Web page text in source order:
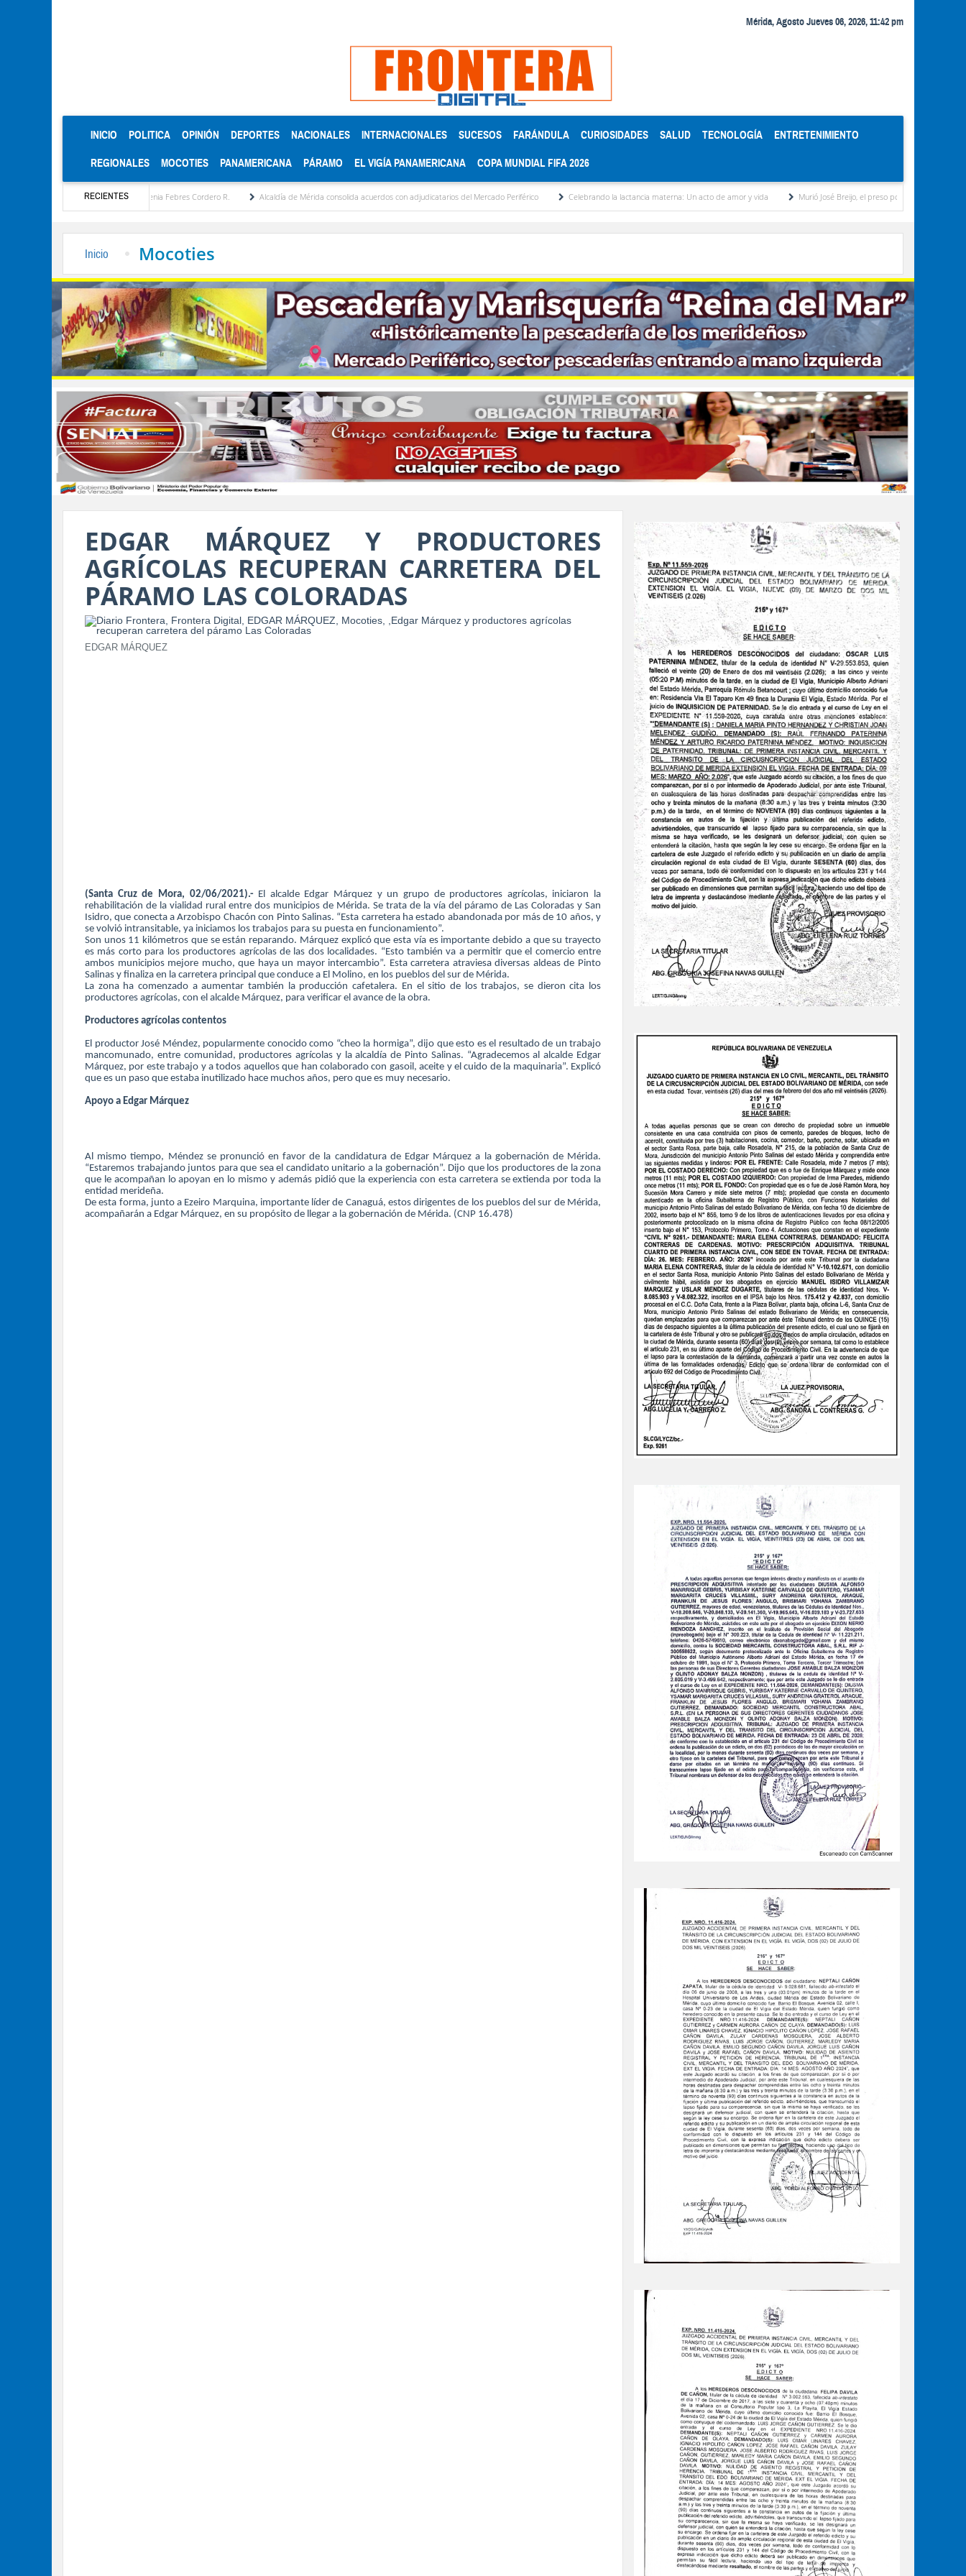
Mérida, Agosto Jueves 06, 2026, 11:42 pm
INICIO (CURRENT)
POLITICA OPINIÓN DEPORTES NACIONALES INTERNACIONALES SUCESOS FARÁNDULA CURIOSIDADES SALUD TECNOLOGÍA ENTRETENIMIENTO
REGIONALES MOCOTIES PANAMERICANA PÁRAMO EL VIGÍA PANAMERICANA COPA MUNDIAL FIFA 2026
RECIENTES
por María Eugenia Febres Cordero R. Alcaldía de Mérida consolida acuerdos con adjudicatarios del Mercado Periférico Celebrando la lactancia materna: Un acto de amor y vida Murió José Breijo, el preso político uruguayo-venezolano bajo
Inicio Mocoties
EDGAR MÁRQUEZ Y PRODUCTORES
AGRÍCOLAS RECUPERAN CARRETERA DEL
PÁRAMO LAS COLORADAS
EDGAR MÁRQUEZ
(Santa Cruz de Mora, 02/06/2021).-El alcalde Edgar Márquez y un grupo de productores agrícolas, iniciaron la
rehabilitación de la vialidad rural entre dos municipios de Mérida. Se trata de la vía del páramo de Las Coloradas y San
Isidro, que conecta a Arzobispo Chacón con Pinto Salinas. “Esta carretera ha estado abandonada por más de 10 años, y
se volvió intransitable, ya iniciamos los trabajos para su puesta en funcionamiento”.
Son unos 11 kilómetros que se están reparando. Márquez explicó que esta vía es importante debido a que su trayecto
es más corto para los productores agrícolas de las dos localidades. “Esto también va a permitir que el comercio entre
ambos municipios mejore mucho, que haya un mayor intercambio”. Esta carretera atraviesa diversas aldeas de Pinto
Salinas y finaliza en la carretera principal que conduce a El Molino, en los pueblos del sur de Mérida.
La zona ha comenzado a aumentar también la producción cafetalera. En el sitio de los trabajos, se dieron cita los
productores agrícolas, con el alcalde Márquez, para verificar el avance de la obra.
Productores agrícolas contentos
El productor José Méndez, popularmente conocido como “cheo la hormiga”, dijo que esto es el resultado de un trabajo
mancomunado, entre comunidad, productores agrícolas y la alcaldía de Pinto Salinas. “Agradecemos al alcalde Edgar
Márquez, por este trabajo y a todos aquellos que han colaborado con gasoil, aceite y el cuido de la maquinaria”. Explicó
que es un paso que estaba inutilizado hace muchos años, pero que es muy necesario.
Apoyo a Edgar Márquez
Al mismo tiempo, Méndez se pronunció en favor de la candidatura de Edgar Márquez a la gobernación de Mérida.
“Estaremos trabajando juntos para que sea el candidato unitario a la gobernación”. Dijo que los productores de la zona
que le acompañan lo apoyan en lo mismo y además pidió que la experiencia con esta carretera se extienda por toda la
entidad merideña.
De esta forma, junto a Ezeiro Marquina, importante líder de Canaguá, estos dirigentes de los pueblos del sur de Mérida,
acompañarán a Edgar Márquez, en su propósito de llegar a la gobernación de Mérida. (CNP 16.478)